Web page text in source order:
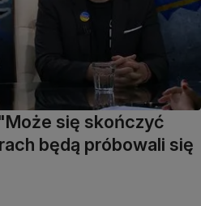
"Może się skończyć
będą próbowali się